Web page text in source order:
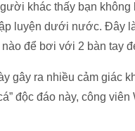
khác thấy bạn không
luyện dưới nước. Đây
để bơi với 2 bàn tay
gây ra nhiều cảm giác
độc đáo này, công